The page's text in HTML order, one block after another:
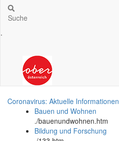
Suche
.
Coronavirus: Aktuelle Informationen
Bauen und Wohnen
./bauenundwohnen.htm
Bildung und Forschung